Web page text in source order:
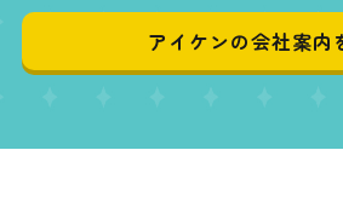
アイケンの会社案内